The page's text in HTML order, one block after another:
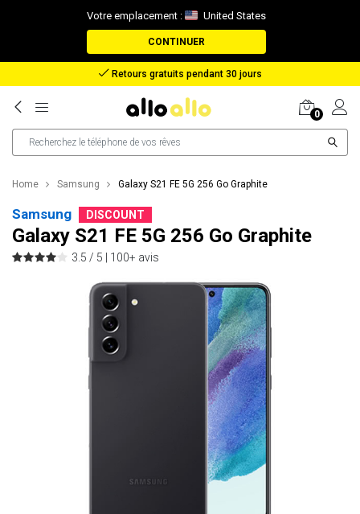
Votre emplacement : United States
CONTINUER
Remboursement en cas de perte de colis
0
Home Samsung Galaxy S21 FE 5G 256 Go Graphite
Samsung DISCOUNT
Galaxy S21 FE 5G 256 Go Graphite
3.5 / 5 | 100+ avis